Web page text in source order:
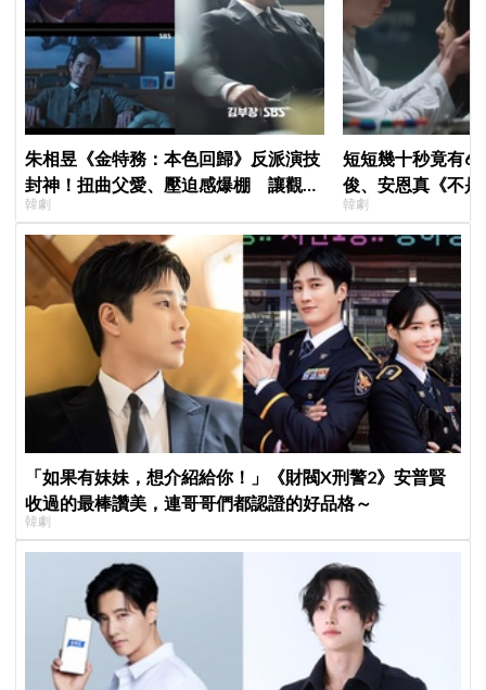
朱相昱《金特務：本色回歸》反派演技
封神！扭曲父愛、壓迫感爆棚 讓觀眾
毛骨悚然
韓劇
短短幾十秒竟有6
俊、安恩真《不
公開，網友直呼
韓劇
「如果有妹妹，想介紹給你！」《財閥X刑警2》安普賢
收過的最棒讚美，連哥哥們都認證的好品格～
韓劇